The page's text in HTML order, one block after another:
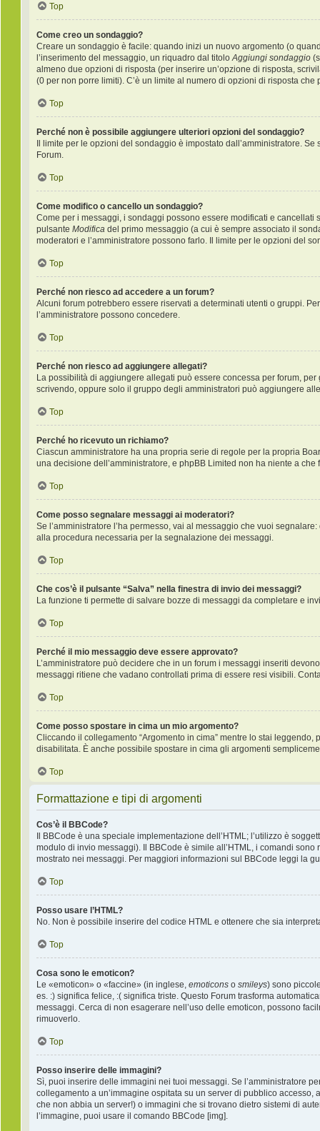
Top
Come creo un sondaggio?
Creare un sondaggio è facile: quando inizi un nuovo argomento (o
l’inserimento del messaggio, un riquadro dal titoloAggiungi sondaggio
almeno due opzioni di risposta (per inserire un’opzione di risposta,
(0 per non porre limiti). C’è un limite al numero di opzioni di risposta
Top
Perché non è possibile aggiungere ulteriori opzioni del sondaggio?
Il limite per le opzioni del sondaggio è impostato dall’amministratore.
Forum.
Top
Come modifico o cancello un sondaggio?
Come per i messaggi, i sondaggi possono essere modificati e
pulsante Modifica del primo messaggio (a cui è sempre associato il
moderatori e l’amministratore possono farlo. Il limite per le opzioni del
Top
Perché non riesco ad accedere a un forum?
Alcuni forum potrebbero essere riservati a determinati utenti o gruppi.
l’amministratore possono concedere.
Top
Perché non riesco ad aggiungere allegati?
La possibilità di aggiungere allegati può essere concessa per forum,
scrivendo, oppure solo il gruppo degli amministratori può aggiungere
Top
Perché ho ricevuto un richiamo?
Ciascun amministratore ha una propria serie di regole per la propria
una decisione dell’amministratore, e phpBB Limited non ha niente a che
Top
Come posso segnalare messaggi ai moderatori?
Se l’amministratore l’ha permesso, vai al messaggio che vuoi
alla procedura necessaria per la segnalazione dei messaggi.
Top
Che cos’è il pulsante “Salva” nella finestra di invio dei messaggi?
La funzione ti permette di salvare bozze di messaggi da completare e
Top
Perché il mio messaggio deve essere approvato?
L’amministratore può decidere che in un forum i messaggi inseriti
messaggi ritiene che vadano controllati prima di essere resi visibili.
Top
Come posso spostare in cima un mio argomento?
Cliccando il collegamento “Argomento in cima” mentre lo stai
disabilitata. È anche possibile spostare in cima gli argomenti
Top
Formattazione e tipi di argomenti
Cos’è il BBCode?
Il BBCode è una speciale implementazione dell’HTML; l’utilizzo è
modulo di invio messaggi). Il BBCode è simile all’HTML, i comandi
mostrato nei messaggi. Per maggiori informazioni sul BBCode leggi la
Top
Posso usare l’HTML?
No. Non è possibile inserire del codice HTML e ottenere che sia
Top
Cosa sono le emoticon?
Le «emoticon» o «faccine» (in inglese, emoticons o smileys) sono
es. :) significa felice, :( significa triste. Questo Forum trasforma
messaggi. Cerca di non esagerare nell’uso delle emoticon, possono
rimuoverlo.
Top
Posso inserire delle immagini?
Sì, puoi inserire delle immagini nei tuoi messaggi. Se l’amministratore
collegamento a un’immagine ospitata su un server di pubblico
che non abbia un server!) o immagini che si trovano dietro sistemi di
l’immagine, puoi usare il comando BBCode [img].